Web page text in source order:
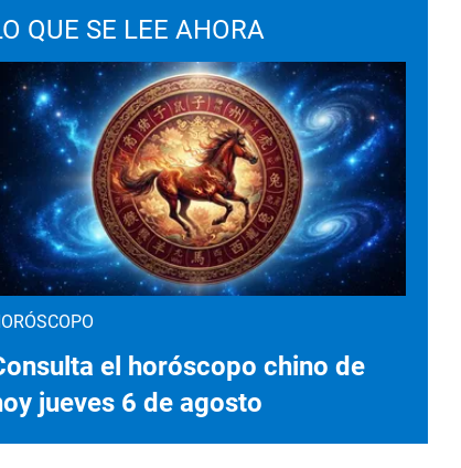
QUE SE LEE AHORA
el horóscopo chino de
jueves 6 de agosto